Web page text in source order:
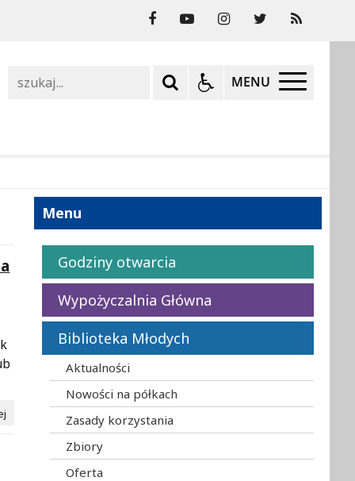
MENU
Menu
Godziny otwarcia
Wypożyczalnia Główna
Biblioteka Młodych
Aktualności
Nowości na półkach
Zasady korzystania
Zbiory
Oferta